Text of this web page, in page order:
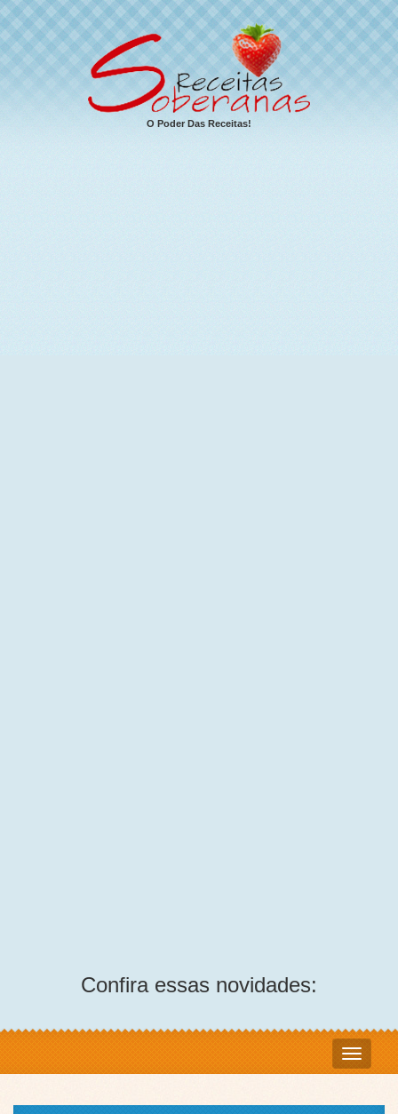
O Poder Das Receitas!
Confira essas novidades: